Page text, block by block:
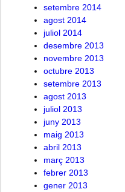
setembre 2014
agost 2014
juliol 2014
desembre 2013
novembre 2013
octubre 2013
setembre 2013
agost 2013
juliol 2013
juny 2013
maig 2013
abril 2013
març 2013
febrer 2013
gener 2013